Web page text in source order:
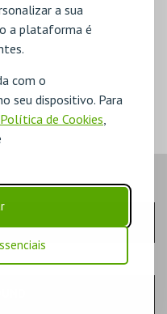
a sua
a plataforma é
com o
seu dispositivo. Para
Política de Cookies